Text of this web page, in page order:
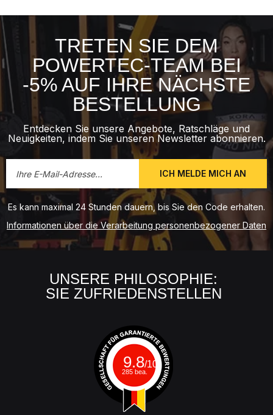
TRETEN SIE DEM
POWERTEC-TEAM BEI
-5% AUF IHRE NÄCHSTE
BESTELLUNG
Entdecken Sie unsere Angebote, Ratschläge und
Neuigkeiten, indem Sie unseren Newsletter abonnieren.
ICH MELDE MICH AN
Es kann maximal 24 Stunden dauern, bis Sie den Code erhalten.
Informationen über die Verarbeitung personenbezogener Daten
UNSERE PHILOSOPHIE:
SIE ZUFRIEDENSTELLEN
9.8/10
285 bea.